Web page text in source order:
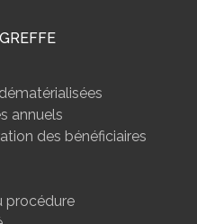
annuels
des bénéficiaires
procédure